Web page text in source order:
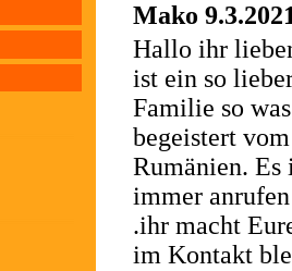
Mako
Hallo ihr
ist ein so
Familie so
begeistert
Rumänien. Es
immer
.ihr macht
im Kontakt